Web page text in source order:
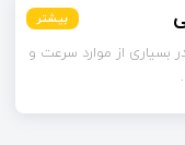
بیشتر
بیشتر
راه‌حل گفتین. این شبکه‌ها
بیشتر
بیشتر
بیشتر
بیشتر